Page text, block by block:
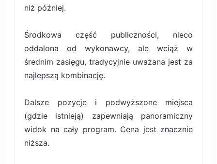
niż później.
Środkowa część publiczności, nieco
oddalona od wykonawcy, ale wciąż w
średnim zasięgu, tradycyjnie uważana jest za
najlepszą kombinację.
Dalsze pozycje i podwyższone miejsca
(gdzie istnieją) zapewniają panoramiczny
widok na cały program. Cena jest znacznie
niższa.